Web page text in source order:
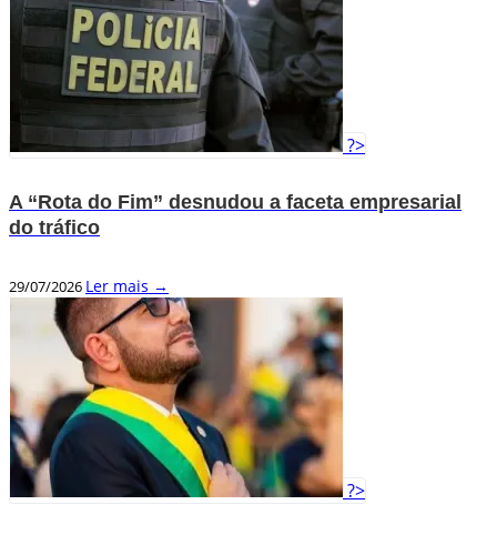
?>
A “Rota do Fim” desnudou a faceta empresarial
do tráfico
29/07/2026 Ler mais →
?>